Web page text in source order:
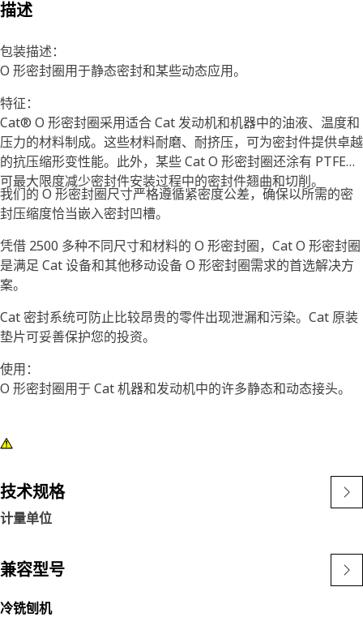
描述
包装描述：
O 形密封圈用于静态密封和某些动态应用。
特征：
Cat® O 形密封圈采用适合 Cat 发动机和机器中的油液、温度和
压力的材料制成。这些材料耐磨、耐挤压，可为密封件提供卓越
的抗压缩形变性能。此外，某些 Cat O 形密封圈还涂有 PTFE，
可最大限度减少密封件安装过程中的密封件翘曲和切削。
我们的 O 形密封圈尺寸严格遵循紧密度公差，确保以所需的密
封压缩度恰当嵌入密封凹槽。
凭借 2500 多种不同尺寸和材料的 O 形密封圈，Cat O 形密封圈
是满足 Cat 设备和其他移动设备 O 形密封圈需求的首选解决方
案。
Cat 密封系统可防止比较昂贵的零件出现泄漏和污染。Cat 原装
垫片可妥善保护您的投资。
使用：
O 形密封圈用于 Cat 机器和发动机中的许多静态和动态接头。
技术规格
计量单位
兼容型号
冷铣刨机